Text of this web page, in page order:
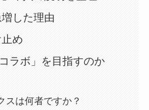
した理由
め
ラボ」を目指すのか
スは何者ですか？